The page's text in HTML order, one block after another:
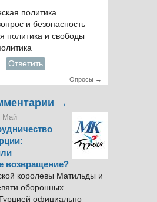
политика
и безопасность
политика и свободы
Ответить
Опросы →
→
Май
возвращение?
королевы Матильды и
оборонных
официально